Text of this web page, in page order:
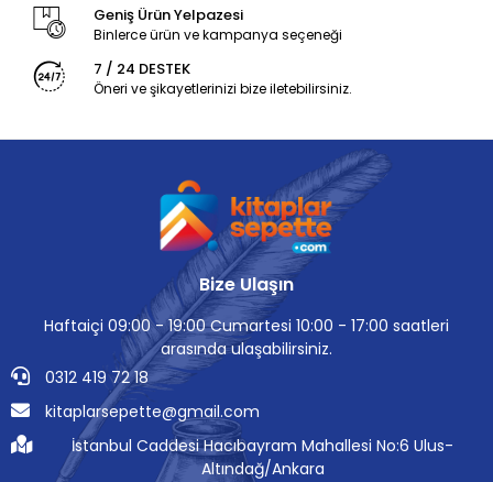
Geniş Ürün Yelpazesi
Binlerce ürün ve kampanya seçeneği
7 / 24 DESTEK
Öneri ve şikayetlerinizi bize iletebilirsiniz.
Bize Ulaşın
Haftaiçi 09:00 - 19:00 Cumartesi 10:00 - 17:00 saatleri
arasında ulaşabilirsiniz.
0312 419 72 18
kitaplarsepette@gmail.com
İstanbul Caddesi Hacıbayram Mahallesi No:6 Ulus-
Altındağ/Ankara